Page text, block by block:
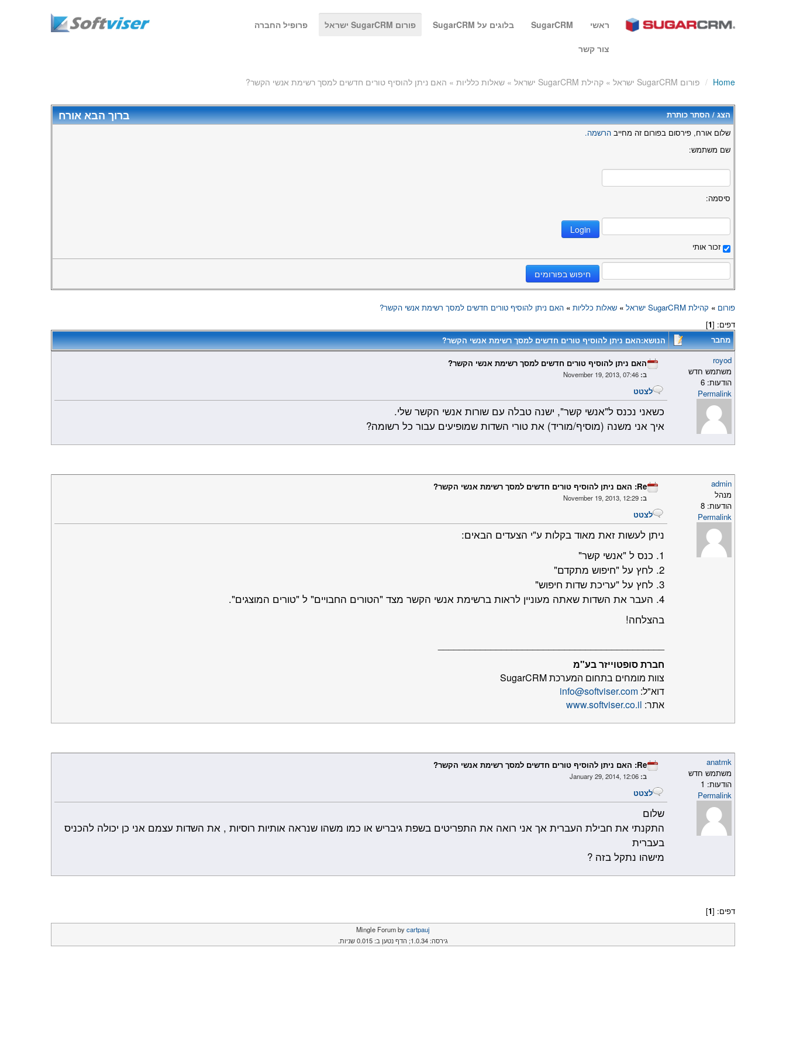
ראשי SugarCRM בלוגים על SugarCRM פורום SugarCRM ישראל פרופיל החברה
צור קשר
Home
/ פורום SugarCRM ישראל » קהילת SugarCRM ישראל » שאלות כלליות » האם ניתן להוסיף טורים חדשים למסך רשימת אנשי הקשר?
ברוך הבאאורח
הצג / הסתר כותרת
שלום אורח, פירסום בפורום זה מחייב הרשמה.
שם משתמש:
סיסמה:
זכור אותי
פורום » קהילת SugarCRM ישראל » שאלות כלליות » האם ניתן להוסיף טורים חדשים למסך רשימת אנשי הקשר?
דפים: [1
]
מחבר הנושא:האם ניתן להוסיף טורים חדשים למסך רשימת אנשי הקשר?
royod
משתמש חדש
הודעות: 6
Permalink
האם ניתן להוסיף טורים חדשים למסך רשימת אנשי הקשר?
ב: November 19, 2013, 07:46
לצטט
כשאני נכנס ל"אנשי קשר", ישנה טבלה עם שורות אנשי הקשר שלי.
איך אני משנה (מוסיף/מוריד) את טורי השדות שמופיעים עבור כל רשומה?
admin
מנהל
הודעות: 8
Permalink
Re: האם ניתן להוסיף טורים חדשים למסך רשימת אנשי הקשר?
ב: November 19, 2013, 12:29
לצטט
ניתן לעשות זאת מאוד בקלות ע"י הצעדים הבאים:
1. כנס ל "אנשי קשר"
2. לחץ על "חיפוש מתקדם"
3. לחץ על "עריכת שדות חיפוש"
4. העבר את השדות שאתה מעוניין לראות ברשימת אנשי הקשר מצד "הטורים החבויים" ל "טורים המוצגים".
בהצלחה!
חברת סופטוייזר בע"מ
צוות מומחים בתחום המערכת SugarCRM
דוא"ל: info@softviser.com
אתר: www.softviser.co.il
anatmk
משתמש חדש
הודעות: 1
Permalink
Re: האם ניתן להוסיף טורים חדשים למסך רשימת אנשי הקשר?
ב: January 29, 2014, 12:06
לצטט
שלום
התקנתי את חבילת העברית אך אני רואה את התפריטים בשפת גיבריש או כמו משהו שנראה אותיות רוסיות , את השדות עצמם אני כן יכולה להכניס
בעברית
מישהו נתקל בזה ?
דפים: [1
]
Mingle Forum bycartpauj
גירסה: 1.0.34; הדף נטען ב: 0.015 שניות.